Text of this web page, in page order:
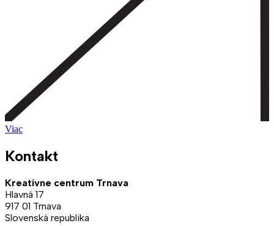
Viac
Kontakt
Kreatívne centrum Trnava
Hlavná 17
917 01 Trnava
Slovenská republika